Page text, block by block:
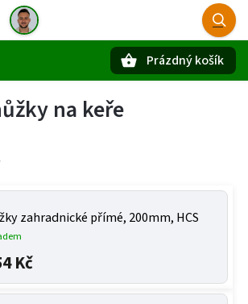
Prázdný košík
na keře
zahradnické přímé, 200mm, HCS
Kč